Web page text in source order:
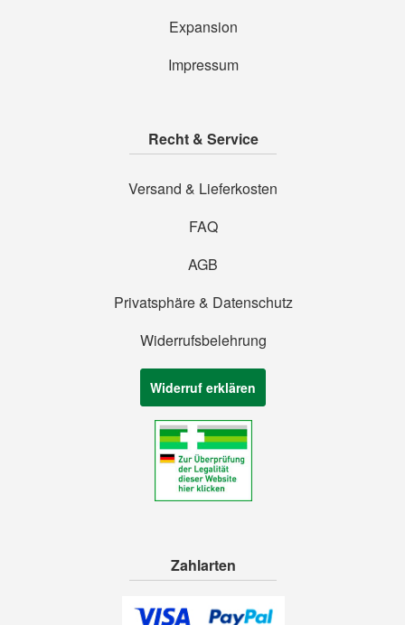
Expansion
Impressum
Recht & Service
Versand & Lieferkosten
FAQ
AGB
Privatsphäre & Datenschutz
Widerrufsbelehrung
Widerruf erklären
Zahlarten